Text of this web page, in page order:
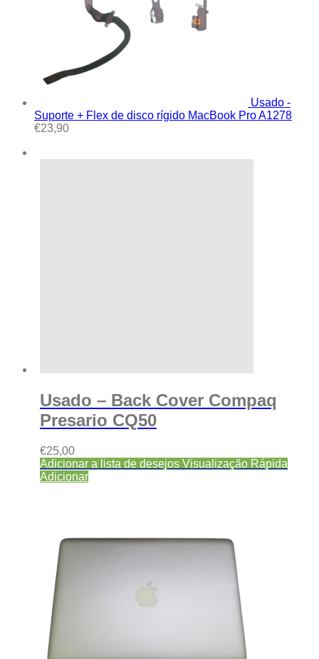
Usado -
Suporte + Flex de disco rígido MacBook Pro A1278
€23,90
Usado – Back Cover Compaq
Presario CQ50
€25,00
Adicionar a lista de desejos Visualização Rápida
Adicionar